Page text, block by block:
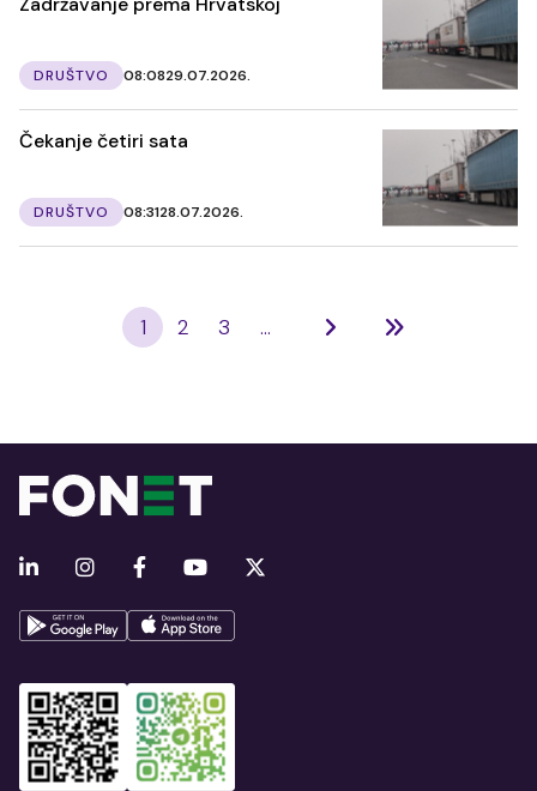
DRUŠTVO 08:0829.07.2026.
Čekanje četiri sata
DRUŠTVO 08:3128.07.2026.
1 2 3 ...